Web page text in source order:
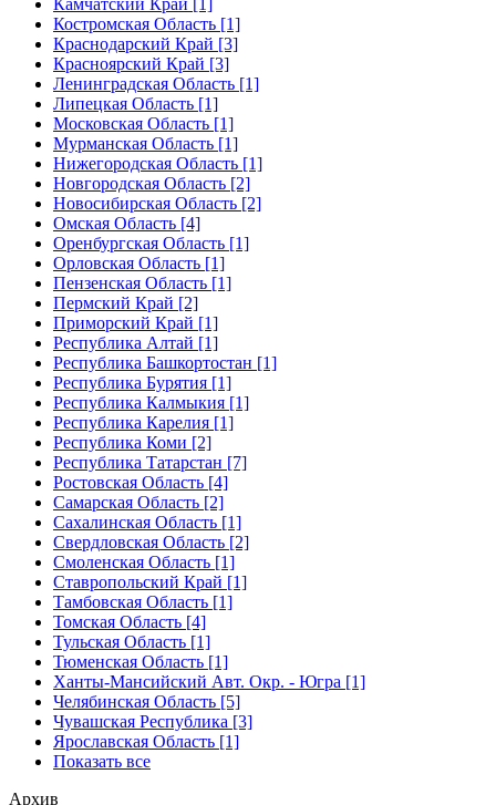
Камчатский Край [1]
Костромская Область [1]
Краснодарский Край [3]
Красноярский Край [3]
Ленинградская Область [1]
Липецкая Область [1]
Московская Область [1]
Мурманская Область [1]
Нижегородская Область [1]
Новгородская Область [2]
Новосибирская Область [2]
Омская Область [4]
Оренбургская Область [1]
Орловская Область [1]
Пензенская Область [1]
Пермский Край [2]
Приморский Край [1]
Республика Алтай [1]
Республика Башкортостан [1]
Республика Бурятия [1]
Республика Калмыкия [1]
Республика Карелия [1]
Республика Коми [2]
Республика Татарстан [7]
Ростовская Область [4]
Самарская Область [2]
Сахалинская Область [1]
Свердловская Область [2]
Смоленская Область [1]
Ставропольский Край [1]
Тамбовская Область [1]
Томская Область [4]
Тульская Область [1]
Тюменская Область [1]
Ханты-Мансийский Авт. Окр. - Югра [1]
Челябинская Область [5]
Чувашская Республика [3]
Ярославская Область [1]
Показать все
Архив